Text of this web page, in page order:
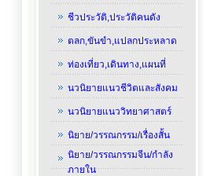
ชีวประวัติ,ประวัติคนดัง
ตลก,ขันขำ,แปลกประหลาด
ท่องเที่ยว,เดินทาง,แผนที่
นวนิยายแนวชีวิตและสังคม
นวนิยายแนววิทยาศาสตร์
นิยาย/วรรณกรรม/เรื่องสั้น
นิยาย/วรรณกรรมจีน/กำลัง
ภายใน